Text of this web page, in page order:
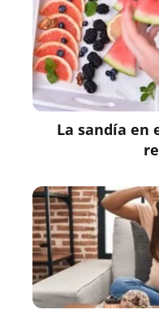
La sandía en